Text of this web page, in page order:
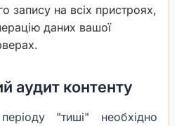
запису на всіх пристроях,
даних вашої
аудит контенту
"тиші" необхідно